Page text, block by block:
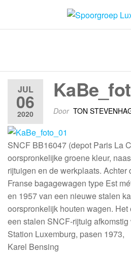
Spoorgroep
JUL
06
2020 Door TON
SNCF BB16047 (depot Paris La
oorspronkelijke groene kleur,
rijtuigen en de werkplaats. Achter
Franse bagagewagen type Est
en 1957 van een nieuwe stalen
oorspronkelijk houten wagen.
een stalen SNCF-rijtuig afkomstig
Station Luxemburg, pasen 1973,
Karel Bensing